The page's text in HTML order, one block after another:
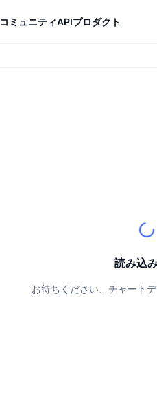
コミュニティAPIプロダクト
読み込
お待ちください、チャート